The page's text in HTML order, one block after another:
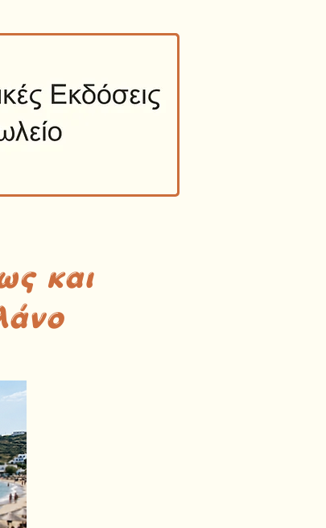
και